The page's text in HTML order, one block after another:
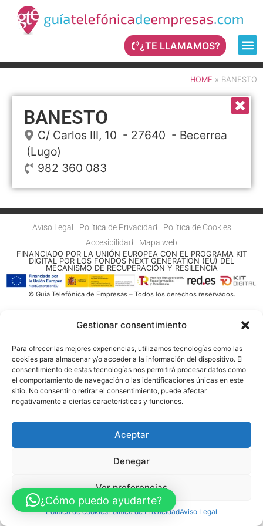
Gestionar consentimiento
Para ofrecer las mejores experiencias, utilizamos tecnologías como las
cookies para almacenar y/o acceder a la información del dispositivo. El
consentimiento de estas tecnologías nos permitirá procesar datos como
el comportamiento de navegación o las identificaciones únicas en este
sitio. No consentir o retirar el consentimiento, puede afectar
negativamente a ciertas características y funciones.
Aceptar
Denegar
Ver preferencias
Política de cookiesPolítica de PrivacidadAviso Legal
¿TE LLAMAMOS?
HOME » BANESTO
BANESTO
C/ Carlos III, 10 - 27640 - Becerrea
(Lugo)
982 360 083
Aviso Legal Política de Privacidad
Política de Cookies
Accesibilidad
Mapa web
FINANCIADO POR LA UNIÓN EUROPEA CON EL PROGRAMA KIT
DIGITAL POR LOS FONDOS NEXT GENERATION (EU) DEL
MECANISMO DE RECUPERACIÓN Y RESILENCIA
© Guia Telefónica de Empresas – Todos los derechos reservados.
¿Cómo puedo ayudarte?